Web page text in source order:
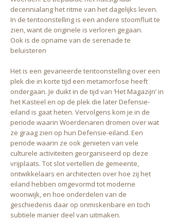
decennialang het ritme van het dagelijks leven.
In de tentoonstelling is een andere stoomfluit te
zien, want de originele is verloren gegaan.
Ook is de opname van de serenade te
beluisteren
Het is een gevarieerde tentoonstelling over een
plek die in korte tijd een metamorfose heeft
ondergaan. Je duikt in de tijd van ‘Het Magazijn’ in
het Kasteel en op de plek die later Defensie-
eiland is gaat heten. Vervolgens kom je in de
periode waarin Woerdenaren dromen over wat
ze graag zien op hun Defensie-eiland. Een
periode waarin ze ook genieten van vele
culturele activiteiten georganiseerd op deze
vrijplaats. Tot slot vertellen de gemeente,
ontwikkelaars en architecten over hoe zij het
eiland hebben omgevormd tot moderne
woonwijk, en hoe onderdelen van de
geschiedenis daar op onmiskenbare en toch
subtiele manier deel van uitmaken.